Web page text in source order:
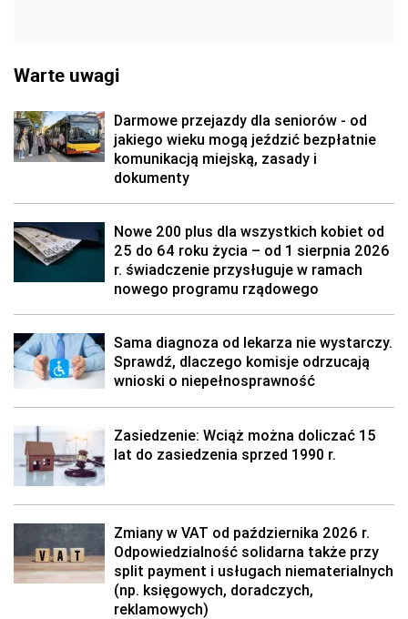
Warte uwagi
Darmowe przejazdy dla seniorów - od
jakiego wieku mogą jeździć bezpłatnie
komunikacją miejską, zasady i
dokumenty
Nowe 200 plus dla wszystkich kobiet od
25 do 64 roku życia – od 1 sierpnia 2026
r. świadczenie przysługuje w ramach
nowego programu rządowego
Sama diagnoza od lekarza nie wystarczy.
Sprawdź, dlaczego komisje odrzucają
wnioski o niepełnosprawność
Zasiedzenie: Wciąż można doliczać 15
lat do zasiedzenia sprzed 1990 r.
Zmiany w VAT od października 2026 r.
Odpowiedzialność solidarna także przy
split payment i usługach niematerialnych
(np. księgowych, doradczych,
reklamowych)